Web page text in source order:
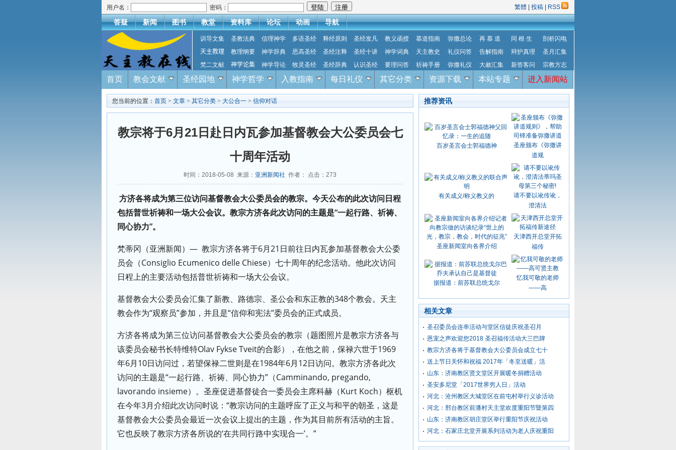
用户名： 密码： 繁體 投稿 RSS
答疑 新闻 图书 教堂 资料库 论坛 动画 导航
训导文集 圣教法典 信理神学 多语圣经 释经原则 圣经发凡 教义函授 慕道指南 弥撒总论 再 慕 道 同 根 生
剖析闪电
天主教理
教理纲要 神学辞典 思高圣经 圣经注释 圣经十讲 神学词典 天主教史 礼仪问答 告解指南 辩护真理
圣月汇集
梵二文献
神学论集 神学导论 牧灵圣经 圣经辞典 认识圣经 要理问答 祈祷手册 弥撒礼仪 大赦汇集 新答客问 宗教方志
首页 教会文献 圣经园地 神学哲学 入教指南 每日礼仪 其它分类 资源下载 本站专题 进入新闻站
您当前的位置： 首页 > 文章 > 其它分类 > 大公合一 > 信仰对话
教宗将于6月21日赴日内瓦参加基督教会大公委员会七
十周年活动
时间：2018-05-08 来源： 亚洲新闻社 作者： 点击： 273
方济各将成为第三位访问基督教会大公委员会的教宗。今天公布的此次访问日程
包括普世祈祷和一场大公会议。教宗方济各此次访问的主题是“一起行路、祈祷、
同心协力”。
梵蒂冈（亚洲新闻）— 教宗方济各将于6月21日前往日内瓦参加基督教会大公委
员会（Consiglio Ecumenico delle Chiese）七十周年的纪念活动。他此次访问
日程上的主要活动包括普世祈祷和一场大公会议。
基督教会大公委员会汇集了新教、路德宗、圣公会和东正教的348个教会。天主
教会作为“观察员”参加，并且是“信仰和宪法”委员会的正式成员。
方济各将成为第三位访问基督教会大公委员会的教宗（题图照片是教宗方济各与
该委员会秘书长特维特Olav Fykse Tveit的合影），在他之前，保禄六世于1969
年6月10日访问过，若望保禄二世则是在1984年6月12日访问。教宗方济各此次
访问的主题是“一起行路、祈祷、同心协力”（Camminando, pregando,
lavorando insieme）。圣座促进基督徒合一委员会主席科赫（Kurt Koch）枢机
在今年3月介绍此次访问时说：“教宗访问的主题呼应了正义与和平的朝圣，这是
基督教会大公委员会最近一次会议上提出的主题，作为其目前所有活动的主旨。
它也反映了教宗方济各所说的‘在共同行路中实现合一’。”
推荐资讯
百岁圣言会士郭福德神
圣座颁布《弥撒讲
道规
有关成义/称义教义的
请不要以讹传讹，
澄清法
圣座新闻室向各界介绍
天津西开总堂开拓
福传
据报道：前苏联总统戈尔
忆我可敬的老师
——高
相关文章
圣召委员会连串活动与堂区信徒庆祝圣召月
恩宠之声欢迎您2018 圣召福传活动大三巴牌
教宗方济各将于基督教会大公委员会成立七十
送上节日关怀和祝福 2017年「冬至送暖」活
山东：济南教区贤文堂区开展暖冬捐赠活动
圣安多尼堂「2017世界穷人日」活动
河北：沧州教区大城堂区在前屯村举行义诊活动
河北：邢台教区前潘村天主堂欢度重阳节暨第四
山东：济南教区胡庄堂区举行重阳节庆祝活动
河北：石家庄北堂开展系列活动为老人庆祝重阳